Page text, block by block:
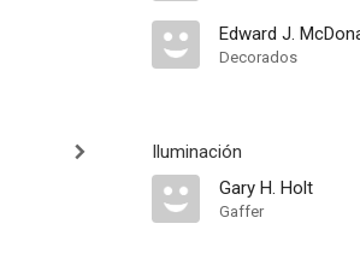
Edward J.
Decorados
Iluminación
Gary H. Holt
Gaffer